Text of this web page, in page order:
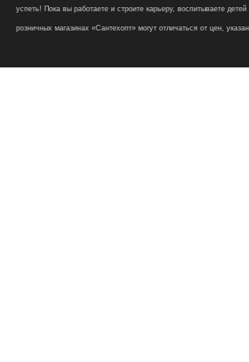
успеть! Пока вы работаете и строите карьеру, воспитываете
розничных магазинах «Сантехопт» могут отличаться от цен,